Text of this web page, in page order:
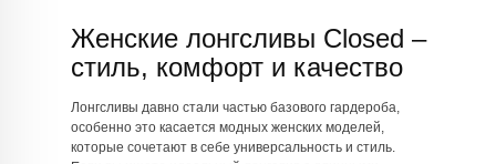
Женские лонгсливы Closed –
стиль, комфорт и качество
Лонгсливы давно стали частью базового гардероба,
особенно это касается модных женских моделей,
которые сочетают в себе универсальность и стиль.